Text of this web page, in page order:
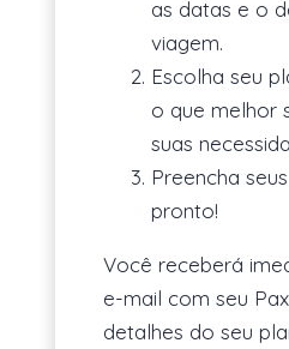
as datas e o
viagem.
Escolha seu
o que melhor
suas
Preencha
pronto!
Você receberá
e-mail com seu
detalhes do seu